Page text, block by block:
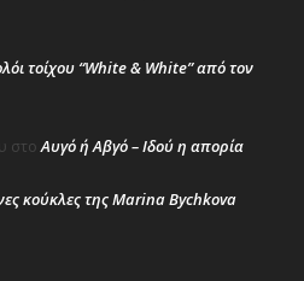
τοίχου “White & White” από τον
στοΑυγό ή Αβγό – Ιδού η απορία
κούκλες της Marina Bychkova